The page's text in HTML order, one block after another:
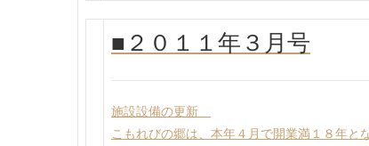
■２０１１年３月号
施設設備の更新
こもれびの郷は、本年４月で開業満１８年と